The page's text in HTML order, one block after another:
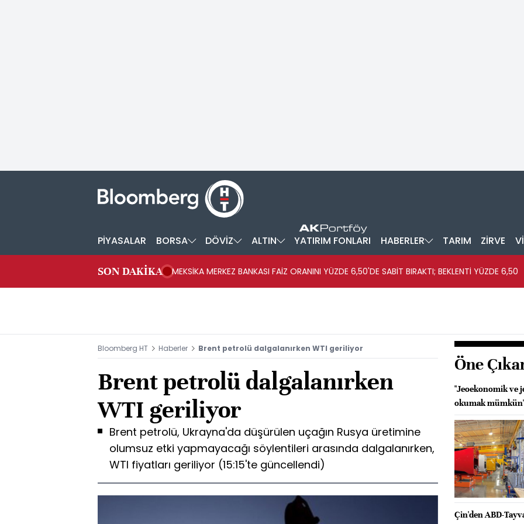
PİYASALAR BORSA DÖVİZ ALTIN YATIRIM FONLARI HABERLER TARIM ZİRVE
SON DAKİKA MEKSİKA MERKEZ BANKASI FAİZ ORANINI YÜZDE 6,50'DE SABİT BIRAKTI; BEKLENTİ YÜZDE 6,50
Bloomberg HT Haberler Brent petrolü dalgalanırken WTI geriliyor
Brent petrolü dalgalanırken
WTI geriliyor
Brent petrolü, Ukrayna'da düşürülen uçağın Rusya üretimine
olumsuz etki yapmayacağı söylentileri arasında dalgalanırken,
WTI fiyatları geriliyor (15:15'te güncellendi)
Öne
"Jeoekonomik ve
okumak
Çin'den ABD-